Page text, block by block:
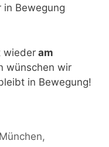
Bewegung
wieder am
wünschen wir
in Bewegung!
,